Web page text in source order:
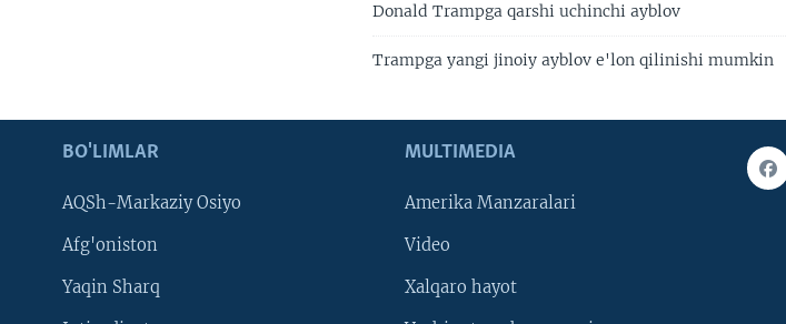
Donald Trampga qarshi uchinchi ayblov
Trampga yangi jinoiy ayblov e'lon qilinishi mumkin
BO'LIMLAR
AQSh-Markaziy Osiyo
Afg'oniston
Yaqin Sharq
MULTIMEDIA
Amerika Manzaralari
Video
Xalqaro hayot